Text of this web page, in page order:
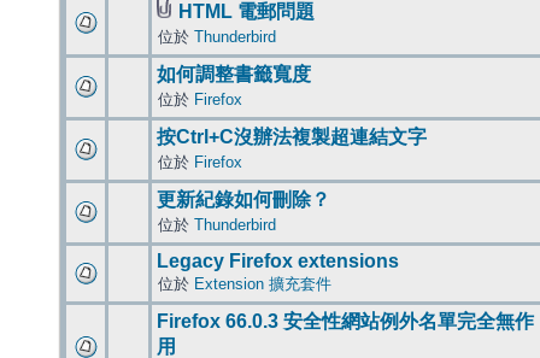
HTML 電郵問題
位於 Thunderbird
如何調整書籤寬度
位於 Firefox
按Ctrl+C沒辦法複製超連結文字
位於 Firefox
更新紀錄如何刪除？
位於 Thunderbird
Legacy Firefox extensions
位於 Extension 擴充套件
Firefox 66.0.3 安全性網站例外名單完全無作
用